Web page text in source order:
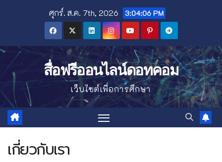
ศุกร์. ส.ค. 7th, 2026 3:04:06 PM
สื่อฟรีออนไลน์ดอทคอม
เว็บไซต์เพื่อการศึกษา
เกี่ยวกับเรา